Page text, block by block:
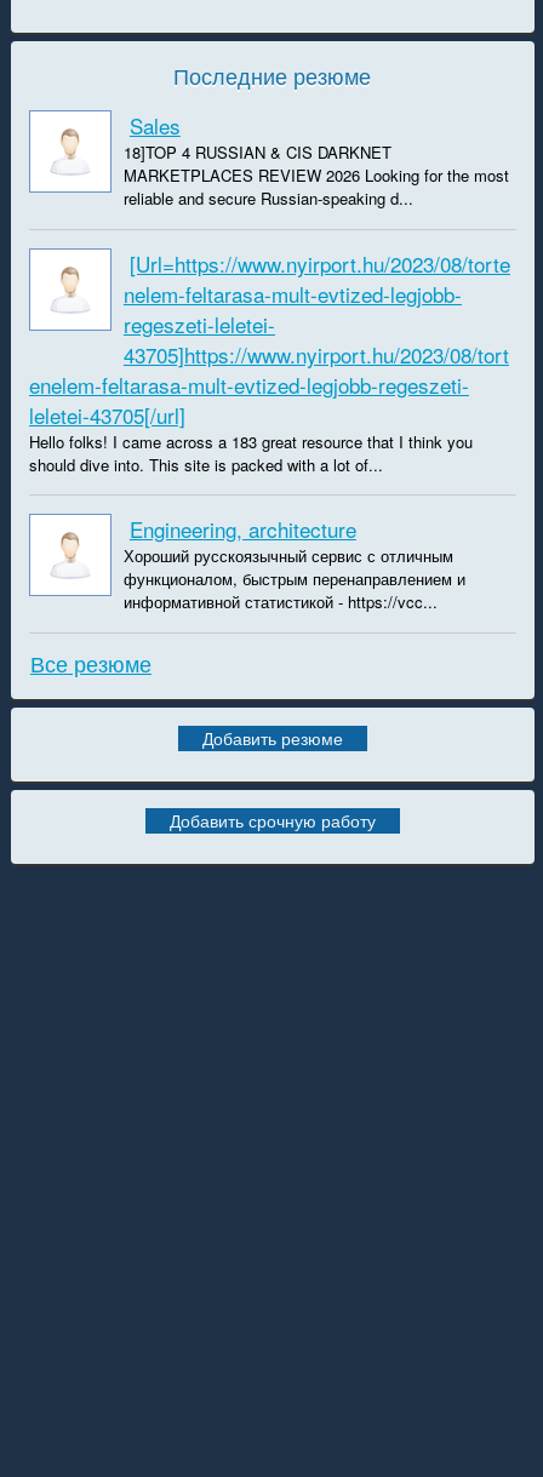
Последние резюме
Sales
18]TOP 4 RUSSIAN & CIS DARKNET
MARKETPLACES REVIEW 2026 Looking for the most
reliable and secure Russian-speaking d...
[url=https://www.nyirport.hu/2023/08/torte
nelem-feltarasa-mult-evtized-legjobb-
regeszeti-leletei-
43705]https://www.nyirport.hu/2023/08/tort
enelem-feltarasa-mult-evtized-legjobb-regeszeti-
leletei-43705[/url]
Hello folks! I came across a 183 great resource that I think you
should dive into. This site is packed with a lot of...
Engineering, architecture
Хороший русскоязычный сервис с отличным
функционалом, быстрым перенаправлением и
информативной статистикой - https://vcc...
Все резюме
Добавить резюме
Добавить срочную работу